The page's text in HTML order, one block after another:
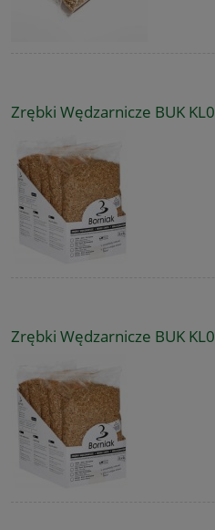
Zrębki Wędzarnicze BUK
Zrębki Wędzarnicze BUK